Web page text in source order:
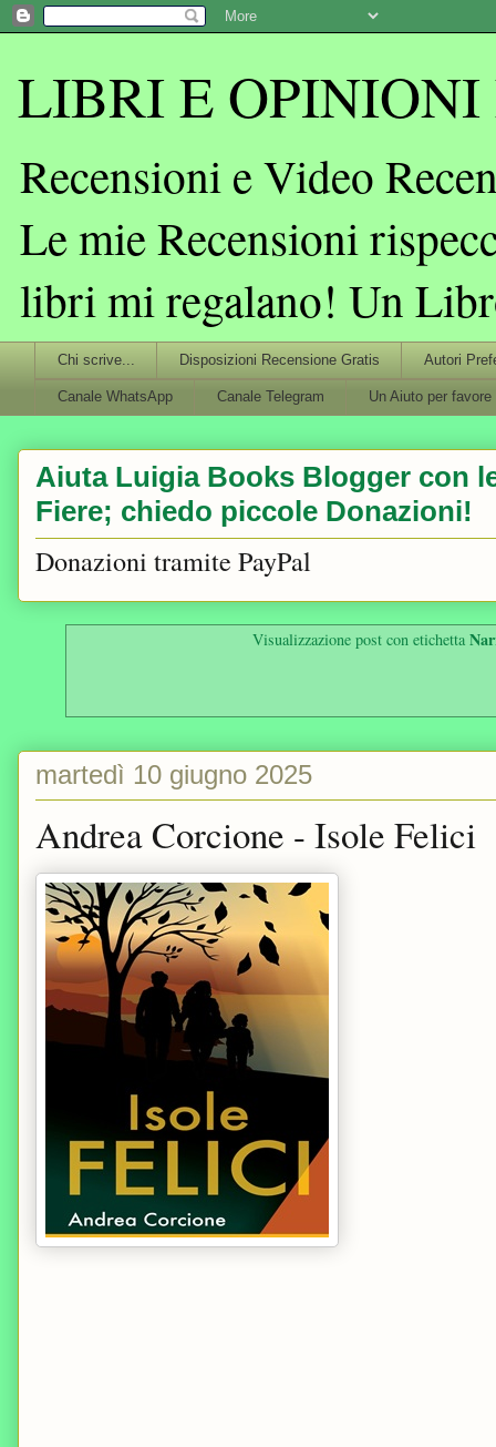
LIBRI E OPINIONI
Recensioni e Video
Le mie Recensioni
libri mi regalano! Un
Chi scrive... Disposizioni Recensione Gratis Autori
Canale WhatsApp Canale Telegram Un Aiuto per favore
Aiuta Luigia Books Blogger con
Fiere; chiedo piccole Donazioni!
Donazioni tramite PayPal
Visualizzazione post con etichetta
martedì 10 giugno 2025
Andrea Corcione - Isole Felici